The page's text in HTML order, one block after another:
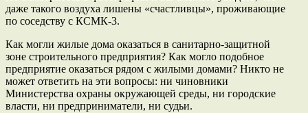
даже такого воздуха лишены «счастливцы», проживающие
по соседству с КСМК-3.
Как могли жилые дома оказаться в санитарно-защитной
зоне строительного предприятия? Как могло подобное
предприятие оказаться рядом с жилыми домами? Никто не
может ответить на эти вопросы: ни чиновники
Министерства охраны окружающей среды, ни городские
власти, ни предприниматели, ни судьи.